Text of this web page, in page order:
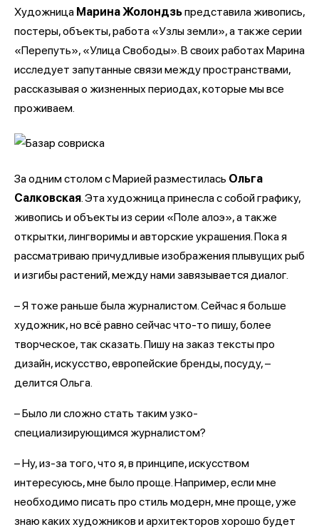
Художница Марина Жолондзьпредставила живопись,
постеры, объекты, работа «Узлы земли», а также серии
«Перепуть», «Улица Свободы». В своих работах Марина
исследует запутанные связи между пространствами,
рассказывая о жизненных периодах, которые мы все
проживаем.
За одним столом с Марией разместилась Ольга
Салковская . Эта художница принесла с собой графику,
живопись и объекты из серии «Поле алоэ», а также
открытки, лингворимы и авторские украшения. Пока я
рассматриваю причудливые изображения плывущих рыб
и изгибы растений, между нами завязывается диалог.
– Я тоже раньше была журналистом. Сейчас я больше
художник, но всё равно сейчас что-то пишу, более
творческое, так сказать. Пишу на заказ тексты про
дизайн, искусство, европейские бренды, посуду, –
делится Ольга.
– Было ли сложно стать таким узко-
специализирующимся журналистом?
– Ну, из-за того, что я, в принципе, искусством
интересуюсь, мне было проще. Например, если мне
необходимо писать про стиль модерн, мне проще, уже
знаю каких художников и архитекторов хорошо будет